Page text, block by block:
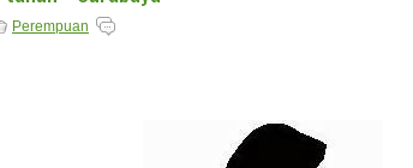
Perempuan